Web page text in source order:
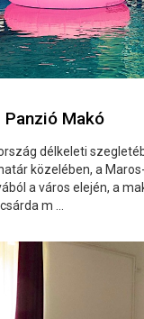
Makó
délkeleti
közelében, a
a város elején, a
m ...